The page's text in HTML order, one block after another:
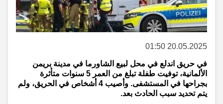
20.05.2025 01:50
في حريق اندلع في محل لبيع الشاورما في مدينة بريمن
الألمانية، توفيت طفلة تبلغ من العمر 5 سنوات متأثرة
بجراحها في المستشفى. وأصيب 4 أشخاص في الحريق، ولم
يتم تحديد سبب الحادث بعد.